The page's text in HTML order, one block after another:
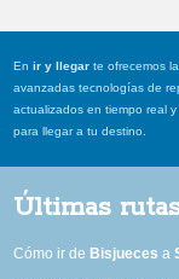
Enir y llegar te ofrecemos
avanzadas tecnologías de
actualizados en tiempo real
para llegar a tu destino.
Últimas
Cómo ir de Bisjueces a